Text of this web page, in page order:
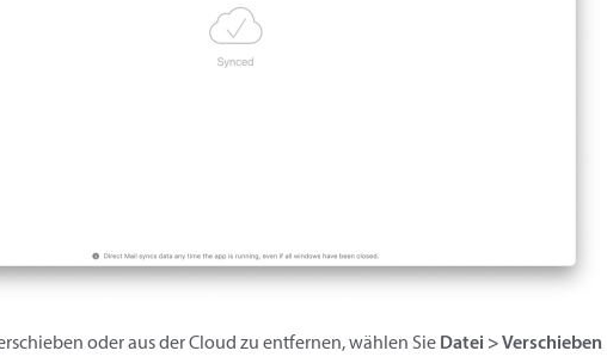
oder aus der Cloud zu entfernen, wählen Sie Datei > Verschieben